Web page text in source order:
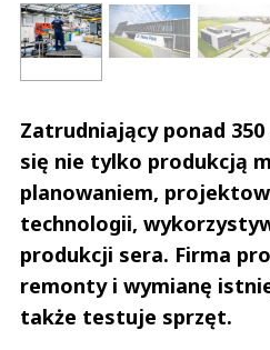
Zatrudniający ponad
się nie tylko produkcją
planowaniem,
technologii,
produkcji sera. Firma
remonty i wymianę
także testuje sprzęt.
Andrzej i Marta Sterniccy